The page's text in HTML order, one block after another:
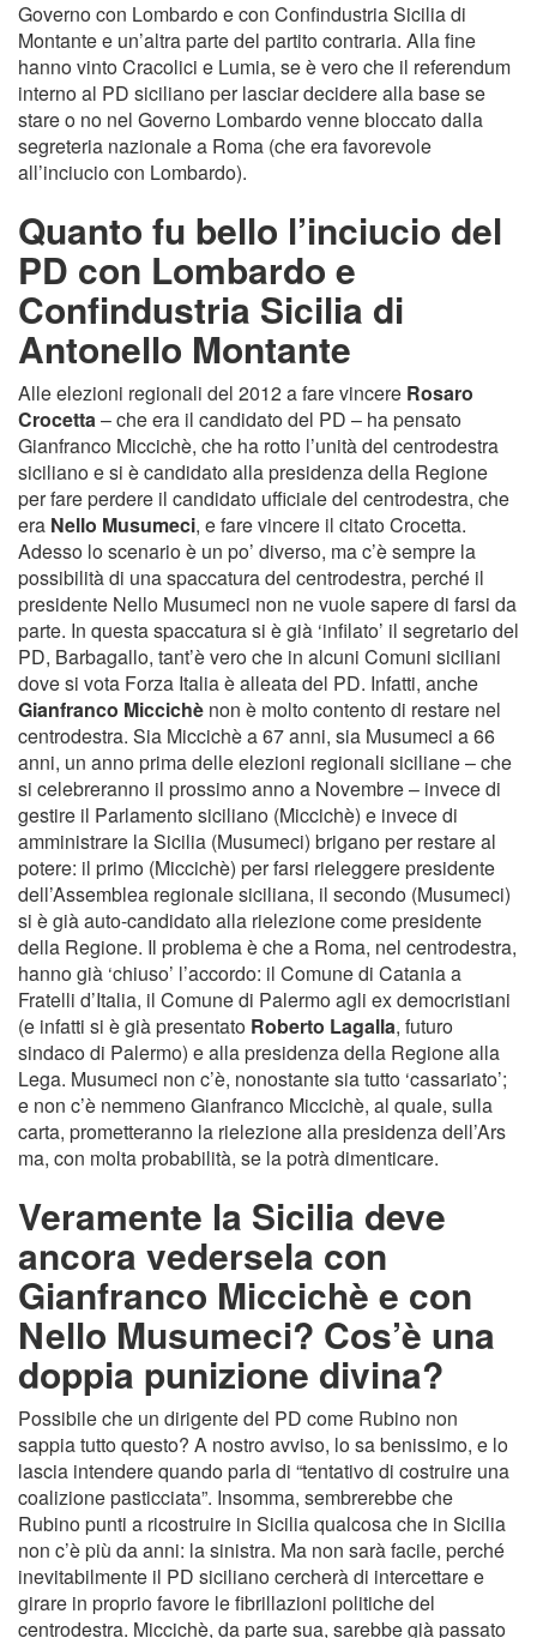
Governo con Lombardo e con Confindustria Sicilia di
Montante e un’altra parte del partito contraria. Alla fine
hanno vinto Cracolici e Lumia, se è vero che il referendum
interno al PD siciliano per lasciar decidere alla base se
stare o no nel Governo Lombardo venne bloccato dalla
segreteria nazionale a Roma (che era favorevole
all’inciucio con Lombardo).
Quanto fu bello l’inciucio del
PD con Lombardo e
Confindustria Sicilia di
Antonello Montante
Alle elezioni regionali del 2012 a fare vincere Rosaro
Crocetta– che era il candidato del PD – ha pensato
Gianfranco Miccichè, che ha rotto l’unità del centrodestra
siciliano e si è candidato alla presidenza della Regione
per fare perdere il candidato ufficiale del centrodestra, che
era Nello Musumeci, e fare vincere il citato Crocetta.
Adesso lo scenario è un po’ diverso, ma c’è sempre la
possibilità di una spaccatura del centrodestra, perché il
presidente Nello Musumeci non ne vuole sapere di farsi da
parte. In questa spaccatura si è già ‘infilato’ il segretario del
PD, Barbagallo, tant’è vero che in alcuni Comuni siciliani
dove si vota Forza Italia è alleata del PD. Infatti, anche
Gianfranco Miccichè non è molto contento di restare nel
centrodestra. Sia Miccichè a 67 anni, sia Musumeci a 66
anni, un anno prima delle elezioni regionali siciliane – che
si celebreranno il prossimo anno a Novembre – invece di
gestire il Parlamento siciliano (Miccichè) e invece di
amministrare la Sicilia (Musumeci) brigano per restare al
potere: il primo (Miccichè) per farsi rieleggere presidente
dell’Assemblea regionale siciliana, il secondo (Musumeci)
si è già auto-candidato alla rielezione come presidente
della Regione. Il problema è che a Roma, nel centrodestra,
hanno già ‘chiuso’ l’accordo: il Comune di Catania a
Fratelli d’Italia, il Comune di Palermo agli ex democristiani
(e infatti si è già presentato Roberto Lagalla, futuro
sindaco di Palermo) e alla presidenza della Regione alla
Lega. Musumeci non c’è, nonostante sia tutto ‘cassariato’;
e non c’è nemmeno Gianfranco Miccichè, al quale, sulla
carta, prometteranno la rielezione alla presidenza dell’Ars
ma, con molta probabilità, se la potrà dimenticare.
Veramente la Sicilia deve
ancora vedersela con
Gianfranco Miccichè e con
Nello Musumeci? Cos’è una
doppia punizione divina?
Possibile che un dirigente del PD come Rubino non
sappia tutto questo? A nostro avviso, lo sa benissimo, e lo
lascia intendere quando parla di “tentativo di costruire una
coalizione pasticciata”. Insomma, sembrerebbe che
Rubino punti a ricostruire in Sicilia qualcosa che in Sicilia
non c’è più da anni: la sinistra. Ma non sarà facile, perché
inevitabilmente il PD siciliano cercherà di intercettare e
girare in proprio favore le fibrillazioni politiche del
centrodestra. Miccichè, da parte sua, sarebbe già passato